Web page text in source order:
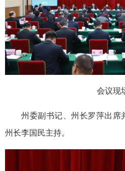
会议现
州委副书记、州长罗萍出席
州长李国民主持。